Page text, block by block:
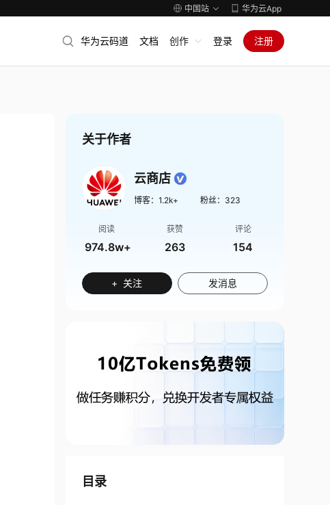
中国站 华为云App
华为云码道 文档 创作 登录 注册
关于作者
云商店
博客： 1.2k+ 粉丝： 323
阅读
974.8w+
获赞
263
评论
154
+ 关注 发消息
目录